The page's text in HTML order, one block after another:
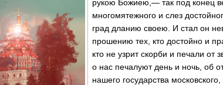
рукою Божиею,— так под конец
многомятежного и слез
град дланию своею. И стал он
прошению тех, кто достойно и
кто не узрит скорби и печали от
о нас печалуют день и ночь, об
нашего государства